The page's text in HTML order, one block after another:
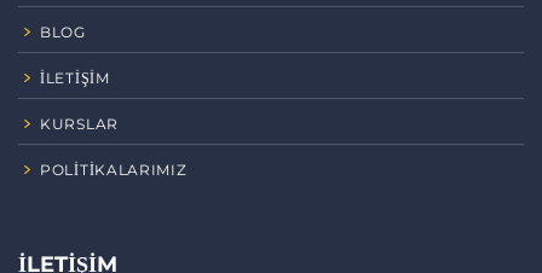
BLOG
İLETIŞIM
KURSLAR
POLITIKALARIMIZ
İLETIŞIM